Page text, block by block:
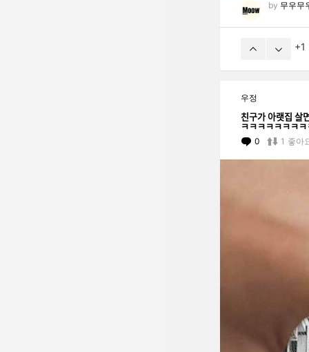
by 무우무
1
우정
친구가 아랫집
ㅋㅋㅋㅋㅋㅋㅋ
0 Comments
1 좋아